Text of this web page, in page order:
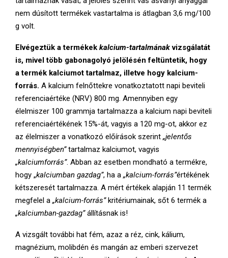
nem dúsított termékek vastartalma is átlagban 3,6 mg/100
g volt.
Elvégeztük a termékek kalcium-tartalmánakvizsgálatát
is, mivel több gabonagolyó jelölésén feltüntetik, hogy
a termék kalciumot tartalmaz, illetve hogy kalcium-
forrás. A kalcium felnőttekre vonatkoztatott napi beviteli
referenciaértéke (NRV) 800 mg. Amennyiben egy
élelmiszer 100 grammja tartalmazza a kalcium napi beviteli
referenciaértékének 15%-át, vagyis a 120 mg-ot, akkor ez
az élelmiszer a vonatkozó előírások szerint „jelentős
mennyiségben”tartalmaz kalciumot, vagyis
„kalciumforrás”. Abban az esetben mondható a termékre,
hogy „kalciumban gazdag”, ha a „kalcium-forrás”értékének
kétszeresét tartalmazza. A mért értékek alapján 11 termék
megfelel a „kalcium-forrás”kritériumainak, sőt 6 termék a
„kalciumban-gazdag”állításnak is!
A vizsgált további hat fém, azaz a réz, cink, kálium,
magnézium, molibdén és mangán az emberi szervezet